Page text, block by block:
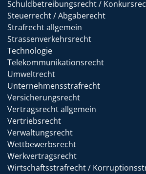
Schuldbetreibungsrecht /
Steuerrecht / Abgaberecht
Strafrecht allgemein
Strassenverkehrsrecht
Technologie
Telekommunikationsrecht
Umweltrecht
Unternehmensstrafrecht
Versicherungsrecht
Vertragsrecht allgemein
Vertriebsrecht
Verwaltungsrecht
Wettbewerbsrecht
Werkvertragsrecht
Wirtschaftsstrafrecht /